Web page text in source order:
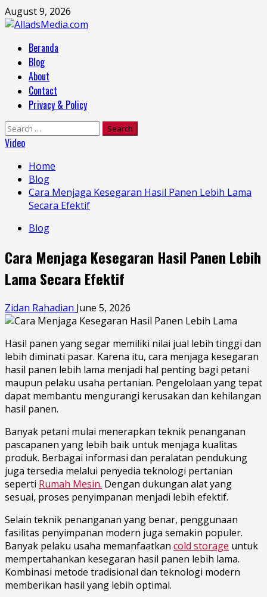
Skip
to
August 9, 2026
MenuBeranda
Blog
About
Contact
Privacy & Policy
Search
for:
Video
Home
Blog
Cara Menjaga Kesegaran Hasil Panen Lebih Lama
Secara Efektif
Blog
Cara Menjaga Kesegaran Hasil Panen Lebih
Lama Secara Efektif
Zidan Rahadian June 5, 2026
Hasil panen yang segar memiliki nilai jual lebih tinggi dan
lebih diminati pasar. Karena itu, cara menjaga kesegaran
hasil panen lebih lama menjadi hal penting bagi petani
maupun pelaku usaha pertanian. Pengelolaan yang tepat
dapat membantu mengurangi kerusakan dan kehilangan
hasil panen.
Banyak petani mulai menerapkan teknik penanganan
pascapanen yang lebih baik untuk menjaga kualitas
produk. Berbagai informasi dan peralatan pendukung
juga tersedia melalui penyedia teknologi pertanian
seperti Rumah Mesin. Dengan dukungan alat yang
sesuai, proses penyimpanan menjadi lebih efektif.
Selain teknik penanganan yang benar, penggunaan
fasilitas penyimpanan modern juga semakin populer.
Banyak pelaku usaha memanfaatkan cold storage untuk
mempertahankan kesegaran hasil panen lebih lama.
Kombinasi metode tradisional dan teknologi modern
memberikan hasil yang lebih optimal.